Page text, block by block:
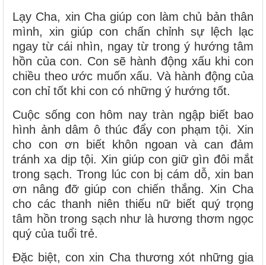
Lạy Cha, xin Cha giúp con làm chủ bản thân
mình, xin giúp con chấn chỉnh sự lệch lạc
ngay từ cái nhìn, ngay từ trong ý hướng tâm
hồn của con. Con sẽ hành động xấu khi con
chiều theo ước muốn xấu. Và hành động của
con chỉ tốt khi con có những ý hướng tốt.
Cuộc sống con hôm nay tràn ngập biết bao
hình ảnh dâm ô thúc đẩy con phạm tội. Xin
cho con ơn biết khôn ngoan và can đảm
tránh xa dịp tội. Xin giúp con giữ gìn đôi mắt
trong sạch. Trong lúc con bị cám dỗ, xin ban
ơn nâng đỡ giúp con chiến thắng. Xin Cha
cho các thanh niên thiếu nữ biết quý trọng
tâm hồn trong sạch như là hương thơm ngọc
quý của tuổi trẻ.
Đặc biệt, con xin Cha thương xót những gia